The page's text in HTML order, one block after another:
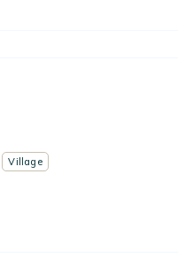
Village